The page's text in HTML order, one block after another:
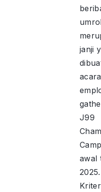
janji
acara
J99
awal
2025.